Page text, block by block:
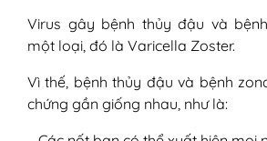
Virus gây bệnh thủy đậu và
một loại, đó là Varicella Zoster.
Vì thế, bệnh thủy đậu và bệnh
chứng gần giống nhau, như là: